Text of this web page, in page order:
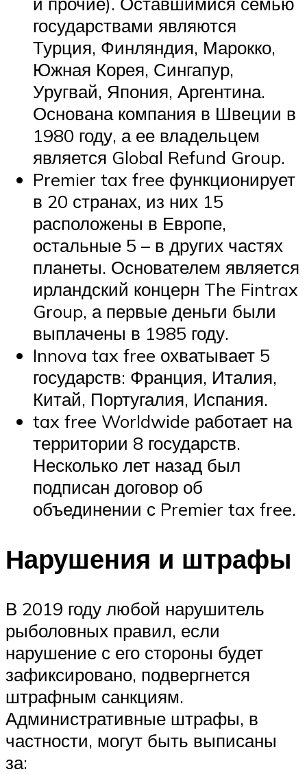
государствами являются
Турция, Финляндия, Марокко,
Южная Корея, Сингапур,
Уругвай, Япония, Аргентина.
Основана компания в Швеции в
1980 году, а ее владельцем
является Global Refund Group.
Premier tax free функционирует
в 20 странах, из них 15
расположены в Европе,
остальные 5 – в других частях
планеты. Основателем является
ирландский концерн The Fintrax
Group, а первые деньги были
выплачены в 1985 году.
Innova tax free охватывает 5
государств: Франция, Италия,
Китай, Португалия, Испания.
tax free Worldwide работает на
территории 8 государств.
Несколько лет назад был
подписан договор об
объединении с Premier tax free.
Нарушения и штрафы
В 2019 году любой нарушитель
рыболовных правил, если
нарушение с его стороны будет
зафиксировано, подвергнется
штрафным санкциям.
Административные штрафы, в
частности, могут быть выписаны
за: